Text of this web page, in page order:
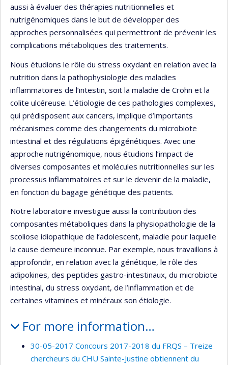
aussi à évaluer des thérapies nutritionnelles et
nutrigénomiques dans le but de développer des
approches personnalisées qui permettront de prévenir les
complications métaboliques des traitements.
Nous étudions le rôle du stress oxydant en relation avec la
nutrition dans la pathophysiologie des maladies
inflammatoires de l’intestin, soit la maladie de Crohn et la
colite ulcéreuse. L’étiologie de ces pathologies complexes,
qui prédisposent aux cancers, implique d’importants
mécanismes comme des changements du microbiote
intestinal et des régulations épigénétiques. Avec une
approche nutrigénomique, nous étudions l’impact de
diverses composantes et molécules nutritionnelles sur les
processus inflammatoires et sur le devenir de la maladie,
en fonction du bagage génétique des patients.
Notre laboratoire investigue aussi la contribution des
composantes métaboliques dans la physiopathologie de la
scoliose idiopathique de l’adolescent, maladie pour laquelle
la cause demeure inconnue. Par exemple, nous travaillons à
approfondir, en relation avec la génétique, le rôle des
adipokines, des peptides gastro-intestinaux, du microbiote
intestinal, du stress oxydant, de l’inflammation et de
certaines vitamines et minéraux son étiologie.
For more information…
30-05-2017 Concours 2017-2018 du FRQS – Treize
chercheurs du CHU Sainte-Justine obtiennent du